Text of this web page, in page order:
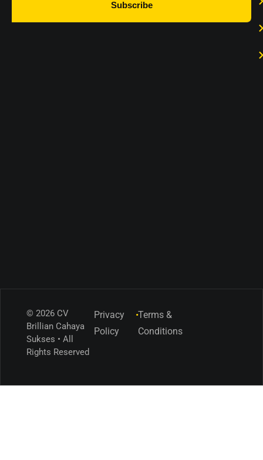
Subscribe
© 2026 CV
Brillian Cahaya
Sukses • All
Rights Reserved
Privacy
Policy
•Terms &
Conditions